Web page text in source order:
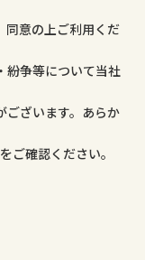
同意の上ご利用くだ
紛争等について当社
ございます。あらか
をご確認ください。